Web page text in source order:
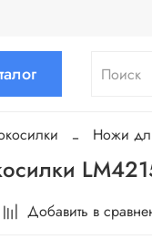
Ножи
Добавить в